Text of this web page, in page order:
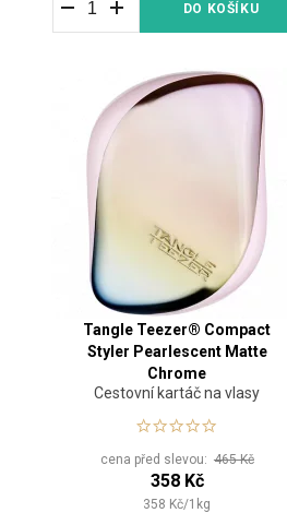
DO KOŠÍKU
Tangle Teezer® Compact
Styler Pearlescent Matte
Chrome
Cestovní kartáč na vlasy
cena před slevou: 465 Kč
358 Kč
358 Kč/1 kg